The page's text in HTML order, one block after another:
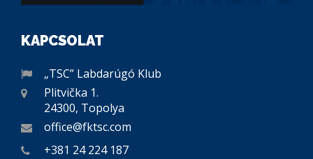
KAPCSOLAT
„TSC” Labdarúgó Klub
Plitvička 1.
24300, Topolya
office@fktsc.com
+381 24 224 187